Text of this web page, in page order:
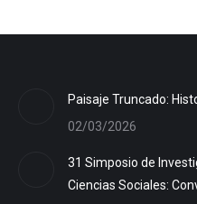
Paisaje Truncado:
02/03/2026
31 Simposio de
Ciencias Sociales: